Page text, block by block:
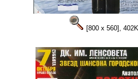
[800 x 560],